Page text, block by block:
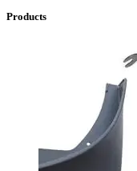
Products